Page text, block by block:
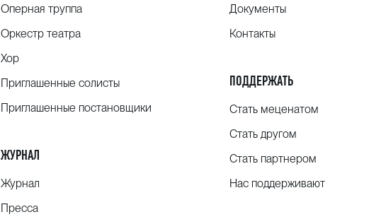
Оперная труппа
Оркестр театра
Хор
Приглашенные солисты
Приглашенные постановщики
ЖУРНАЛ
Журнал
Пресса
Документы
Контакты
ПОДДЕРЖАТЬ
Стать меценатом
Стать другом
Стать партнером
Нас поддерживают